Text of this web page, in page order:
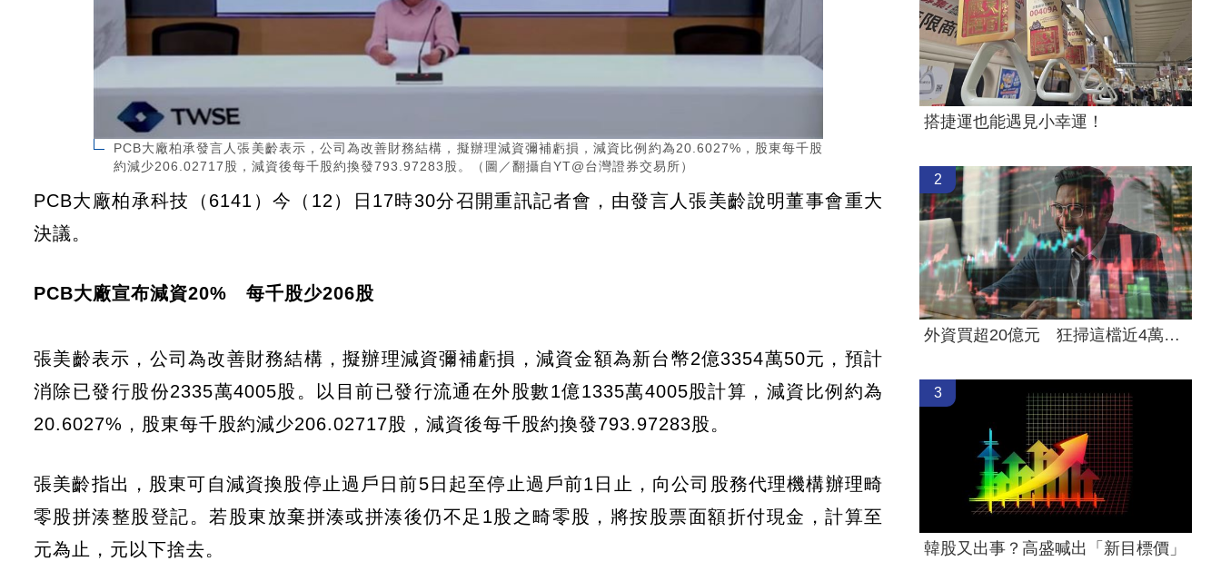
PCB大廠柏承發言人張美齡表示，公司為改善財務結構，擬辦理減資彌補虧損，減資比例約為20.6027%，股東每千股
約減少206.02717股，減資後每千股約換發793.97283股。（圖／翻攝自YT@台灣證券交易所）
PCB大廠柏承科技（6141）今（12）日17時30分召開重訊記者會，由發言人張美齡說明董事會重大
決議。
PCB大廠宣布減資20% 每千股少206股
張美齡表示，公司為改善財務結構，擬辦理減資彌補虧損，減資金額為新台幣2億3354萬50元，預計
消除已發行股份2335萬4005股。以目前已發行流通在外股數1億1335萬4005股計算，減資比例約為
20.6027%，股東每千股約減少206.02717股，減資後每千股約換發793.97283股。
張美齡指出，股東可自減資換股停止過戶日前5日起至停止過戶前1日止，向公司股務代理機構辦理畸
零股拼湊整股登記。若股東放棄拼湊或拼湊後仍不足1股之畸零股，將按股票面額折付現金，計算至
元為止，元以下捨去。
搭捷運也能遇見小幸運！
2
外資買超20億元 狂掃這檔近4萬張居冠！
3
韓股又出事？高盛喊出「新目標價」